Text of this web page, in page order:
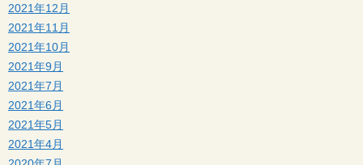
2021年12月
2021年11月
2021年10月
2021年9月
2021年7月
2021年6月
2021年5月
2021年4月